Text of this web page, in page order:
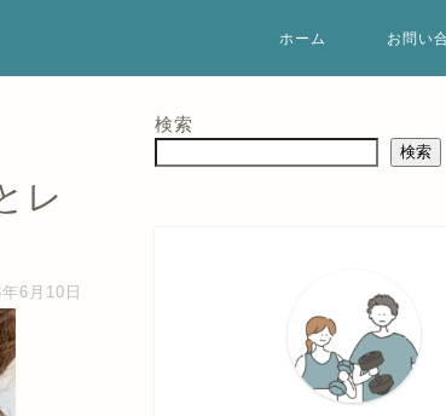
ホーム お問い
レ
6月10日
検索
検索